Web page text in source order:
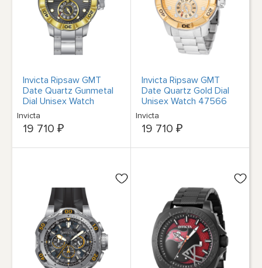
Invicta Ripsaw GMT
Date Quartz Gunmetal
Dial Unisex Watch
47565
Invicta
19 710 ₽
Invicta Ripsaw GMT
Date Quartz Gold Dial
Unisex Watch 47566
Invicta
19 710 ₽